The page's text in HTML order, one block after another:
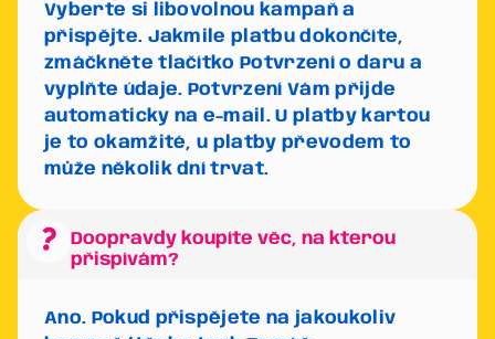
Vyberte si libovolnou kampaň a
přispějte. Jakmile platbu dokončíte,
zmáčkněte tlačítko Potvrzení o daru a
vyplňte údaje. Potvrzení Vám přijde
automaticky na e-mail. U platby kartou
je to okamžité, u platby převodem to
může několik dní trvat.
question_mark
Doopravdy koupíte věc, na kterou
přispívám?
Ano. Pokud přispějete na jakoukoliv